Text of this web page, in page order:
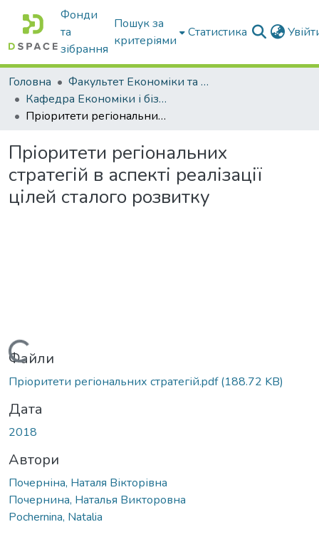
Фонди
та
зібрання
Пошук за
критеріями
Статистика
Головна
Факультет Економіки та бізнесу
Кафедра Економіки і бізнесу
Пріоритети регіональних стратегій в аспекті реалізації цілей сталого розвитку
Пріоритети регіональних
стратегій в аспекті реалізації
цілей сталого розвитку
Вантажиться...
Файли
Пріоритети регіональних стратегій.pdf(188.72 KB)
Дата
2018
Автори
Почерніна, Наталя Вікторівна
Почернина, Наталья Викторовна
Pochernina, Natalia